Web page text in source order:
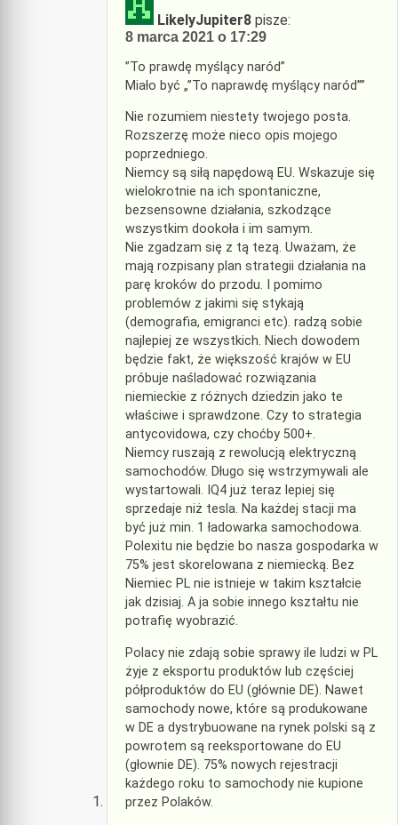
LikelyJupiter8 pisze:
8 marca 2021 o 17:29
”To prawdę myślący naród”
Miało być „”To naprawdę myślący naród””
Nie rozumiem niestety twojego posta.
Rozszerzę może nieco opis mojego
poprzedniego.
Niemcy są siłą napędową EU. Wskazuje się
wielokrotnie na ich spontaniczne,
bezsensowne działania, szkodzące
wszystkim dookoła i im samym.
Nie zgadzam się z tą tezą. Uważam, że
mają rozpisany plan strategii działania na
parę kroków do przodu. I pomimo
problemów z jakimi się stykają
(demografia, emigranci etc). radzą sobie
najlepiej ze wszystkich. Niech dowodem
będzie fakt, że większość krajów w EU
próbuje naśladować rozwiązania
niemieckie z różnych dziedzin jako te
właściwe i sprawdzone. Czy to strategia
antycovidowa, czy choćby 500+.
Niemcy ruszają z rewolucją elektryczną
samochodów. Długo się wstrzymywali ale
wystartowali. IQ4 już teraz lepiej się
sprzedaje niż tesla. Na każdej stacji ma
być już min. 1 ładowarka samochodowa.
Polexitu nie będzie bo nasza gospodarka w
75% jest skorelowana z niemiecką. Bez
Niemiec PL nie istnieje w takim kształcie
jak dzisiaj. A ja sobie innego kształtu nie
potrafię wyobrazić.
Polacy nie zdają sobie sprawy ile ludzi w PL
żyje z eksportu produktów lub częściej
półproduktów do EU (głównie DE). Nawet
samochody nowe, które są produkowane
w DE a dystrybuowane na rynek polski są z
powrotem są reeksportowane do EU
(głownie DE). 75% nowych rejestracji
każdego roku to samochody nie kupione
przez Polaków.